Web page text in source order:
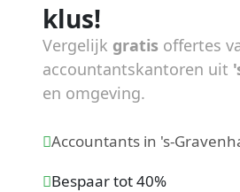
klus!
Vergelijk gratis offertes
accountantskantoren uit
en omgeving.
Accountants in 's-
Bespaar tot 40%